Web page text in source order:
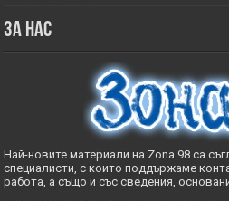
За нас
Най-новите материали на Zona 98 са
специалисти, с които поддържаме
работа, а също и със сведения,